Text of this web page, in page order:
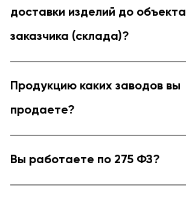
доставки изделий до объекта
заказчика (склада)?
Продукцию каких заводов вы
продаете?
Вы работаете по 275 ФЗ?